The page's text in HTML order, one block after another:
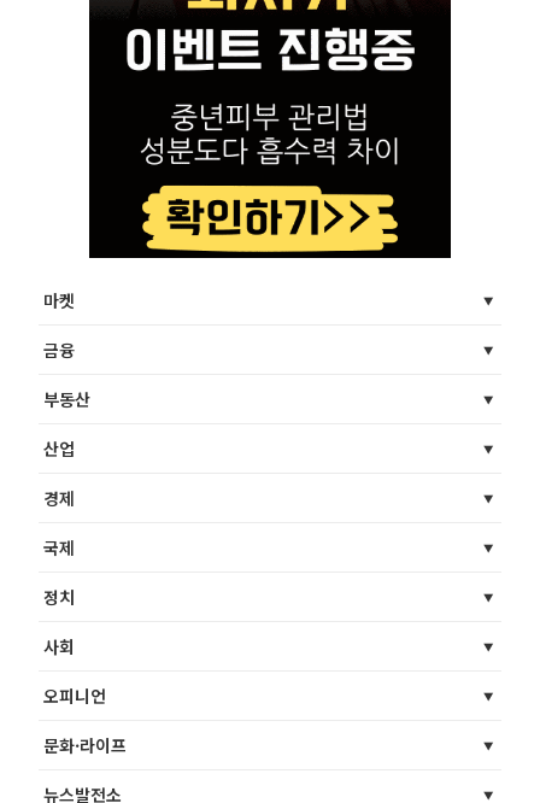
마켓
금융
부동산
산업
경제
국제
정치
사회
오피니언
문화·라이프
뉴스발전소